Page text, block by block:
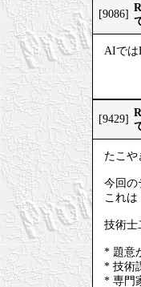
[9086]
AIでは
[9429]
たこ
今回の
これ
技術士
* 題意
* 技術
* 専門